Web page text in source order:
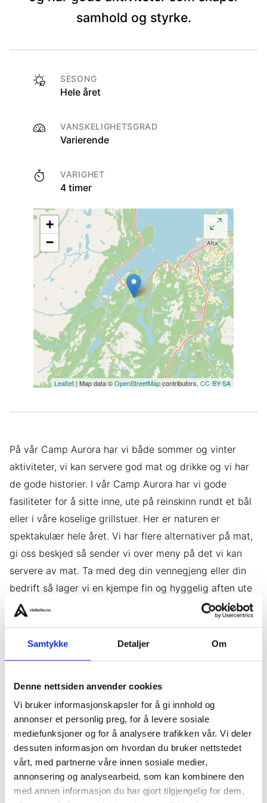
Samtykke Detaljer Om
Denne nettsiden anvender cookies
Vi bruker informasjonskapsler for å gi innhold og
annonser et personlig preg, for å levere sosiale
mediefunksjoner og for å analysere trafikken vår. Vi deler
dessuten informasjon om hvordan du bruker nettstedet
vårt, med partnerne våre innen sosiale medier,
annonsering og analysearbeid, som kan kombinere den
med annen informasjon du har gjort tilgjengelig for dem,
samhold og styrke.
SESONG
Hele året
VANSKELIGHETSGRAD
Varierende
VARIGHET
4 timer
+
−
Leaflet | Map data ©OpenStreetMapcontributors,CC-BY-SA
På vår Camp Aurora har vi både sommer og vinter
aktiviteter, vi kan servere god mat og drikke og vi har
de gode historier. I vår Camp Aurora har vi gode
fasiliteter for å sitte inne, ute på reinskinn rundt et bål
eller i våre koselige grillstuer. Her er naturen er
spektakulær hele året. Vi har flere alternativer på mat,
gi oss beskjed så sender vi over meny på det vi kan
servere av mat. Ta med deg din vennegjeng eller din
bedrift så lager vi en kjempe fin og hyggelig aften ute
på vårt fine anlegg på Kvenvikmoen.
Aktiviteter